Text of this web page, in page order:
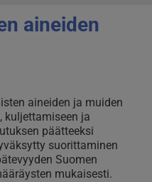
aineiden
aineiden ja muiden
kuljettamiseen ja
päätteeksi
suorittaminen
Suomen
mukaisesti.